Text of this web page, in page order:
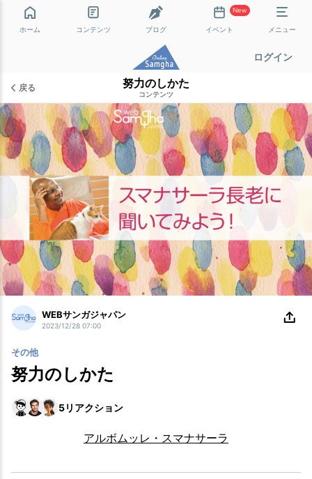
ホーム コンテンツ ブログ
New
イベント メニュー
ログイン
戻る 努力のしかた
コンテンツ
WEBサンガジャパン
2023/12/28 07:00
その他
努力のしかた
5リアクション
アルボムッレ・スマナサーラ